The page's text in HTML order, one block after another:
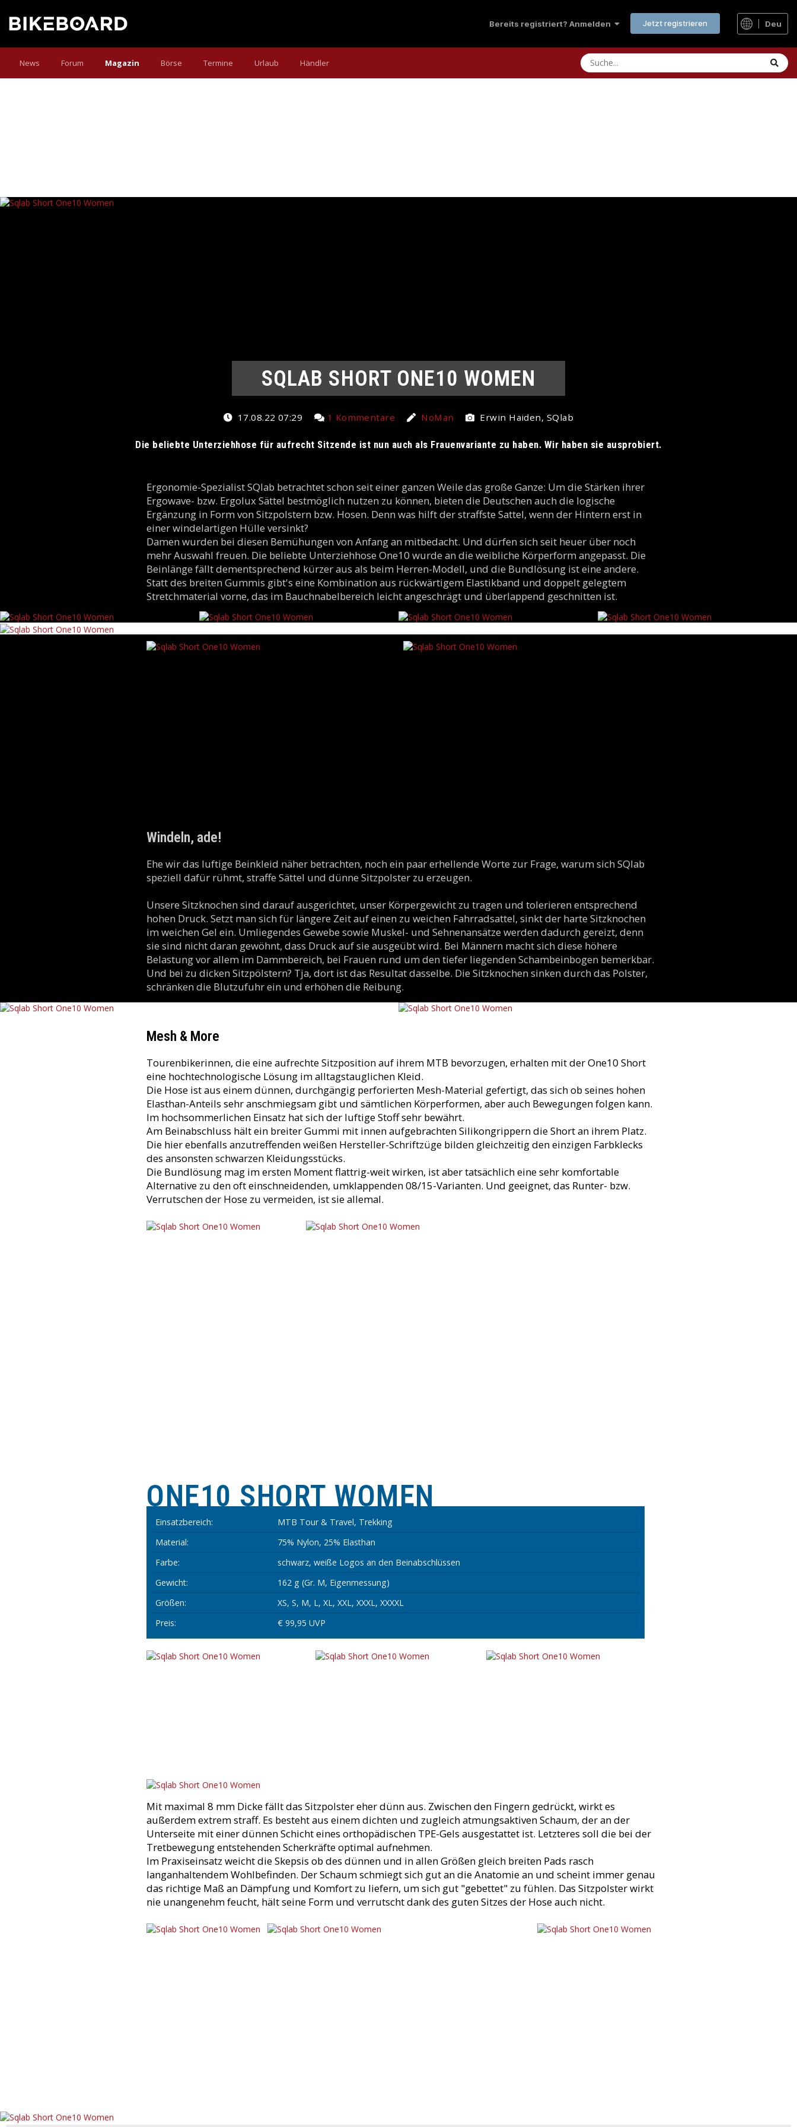
Bereits registriert? Anmelden Jetzt registrieren Deu
News Forum Magazin Börse Termine Urlaub Händler
SQLAB SHORT ONE10 WOMEN
17.08.22 07:29 1 Kommentare NoMan Erwin Haiden, SQlab
Die beliebte Unterziehhose für aufrecht Sitzende ist nun auch als Frauenvariante zu haben. Wir haben sie ausprobiert.
Ergonomie-Spezialist SQlab betrachtet schon seit einer ganzen Weile das große Ganze: Um die Stärken ihrer
Ergowave- bzw. Ergolux Sättel bestmöglich nutzen zu können, bieten die Deutschen auch die logische
Ergänzung in Form von Sitzpolstern bzw. Hosen. Denn was hilft der straffste Sattel, wenn der Hintern erst in
einer windelartigen Hülle versinkt?
Damen wurden bei diesen Bemühungen von Anfang an mitbedacht. Und dürfen sich seit heuer über noch
mehr Auswahl freuen. Die beliebte Unterziehhose One10 wurde an die weibliche Körperform angepasst. Die
Beinlänge fällt dementsprechend kürzer aus als beim Herren-Modell, und die Bundlösung ist eine andere.
Statt des breiten Gummis gibt's eine Kombination aus rückwärtigem Elastikband und doppelt gelegtem
Stretchmaterial vorne, das im Bauchnabelbereich leicht angeschrägt und überlappend geschnitten ist.
Windeln, ade!
Ehe wir das luftige Beinkleid näher betrachten, noch ein paar erhellende Worte zur Frage, warum sich SQlab
speziell dafür rühmt, straffe Sättel und dünne Sitzpolster zu erzeugen.
Unsere Sitzknochen sind darauf ausgerichtet, unser Körpergewicht zu tragen und tolerieren entsprechend
hohen Druck. Setzt man sich für längere Zeit auf einen zu weichen Fahrradsattel, sinkt der harte Sitzknochen
im weichen Gel ein. Umliegendes Gewebe sowie Muskel- und Sehnenansätze werden dadurch gereizt, denn
sie sind nicht daran gewöhnt, dass Druck auf sie ausgeübt wird. Bei Männern macht sich diese höhere
Belastung vor allem im Dammbereich, bei Frauen rund um den tiefer liegenden Schambeinbogen bemerkbar.
Und bei zu dicken Sitzpölstern? Tja, dort ist das Resultat dasselbe. Die Sitzknochen sinken durch das Polster,
schränken die Blutzufuhr ein und erhöhen die Reibung.
Mesh & More
Tourenbikerinnen, die eine aufrechte Sitzposition auf ihrem MTB bevorzugen, erhalten mit der One10 Short
eine hochtechnologische Lösung im alltagstauglichen Kleid.
Die Hose ist aus einem dünnen, durchgängig perforierten Mesh-Material gefertigt, das sich ob seines hohen
Elasthan-Anteils sehr anschmiegsam gibt und sämtlichen Körperformen, aber auch Bewegungen folgen kann.
Im hochsommerlichen Einsatz hat sich der luftige Stoff sehr bewährt.
Am Beinabschluss hält ein breiter Gummi mit innen aufgebrachten Silikongrippern die Short an ihrem Platz.
Die hier ebenfalls anzutreffenden weißen Hersteller-Schriftzüge bilden gleichzeitig den einzigen Farbklecks
des ansonsten schwarzen Kleidungsstücks.
Die Bundlösung mag im ersten Moment flattrig-weit wirken, ist aber tatsächlich eine sehr komfortable
Alternative zu den oft einschneidenden, umklappenden 08/15-Varianten. Und geeignet, das Runter- bzw.
Verrutschen der Hose zu vermeiden, ist sie allemal.
ONE10 SHORT WOMEN
Einsatzbereich:
MTB Tour & Travel, Trekking
Material:
75% Nylon, 25% Elasthan
Farbe:
schwarz, weiße Logos an den Beinabschlüssen
Gewicht:
162 g (Gr. M, Eigenmessung)
Größen:
XS, S, M, L, XL, XXL, XXXL, XXXXL
Preis:
€ 99,95 UVP
Mit maximal 8 mm Dicke fällt das Sitzpolster eher dünn aus. Zwischen den Fingern gedrückt, wirkt es
außerdem extrem straff. Es besteht aus einem dichten und zugleich atmungsaktiven Schaum, der an der
Unterseite mit einer dünnen Schicht eines orthopädischen TPE-Gels ausgestattet ist. Letzteres soll die bei der
Tretbewegung entstehenden Scherkräfte optimal aufnehmen.
Im Praxiseinsatz weicht die Skepsis ob des dünnen und in allen Größen gleich breiten Pads rasch
langanhaltendem Wohlbefinden. Der Schaum schmiegt sich gut an die Anatomie an und scheint immer genau
das richtige Maß an Dämpfung und Komfort zu liefern, um sich gut "gebettet" zu fühlen. Das Sitzpolster wirkt
nie unangenehm feucht, hält seine Form und verrutscht dank des guten Sitzes der Hose auch nicht.